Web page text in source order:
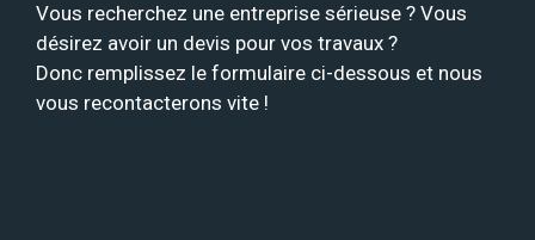
Vous recherchez une entreprise sérieuse ? Vous
désirez avoir un devis pour vos travaux ?
Donc remplissez le formulaire ci-dessous et nous
vous recontacterons vite !